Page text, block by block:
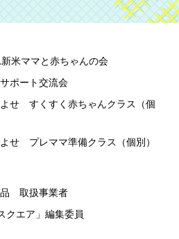
米ママと赤ちゃんの会
ポート交流会
せ すくすく赤ちゃんクラス（個
せ プレママ準備クラス（個別）
品 取扱事業者
クエア」編集委員